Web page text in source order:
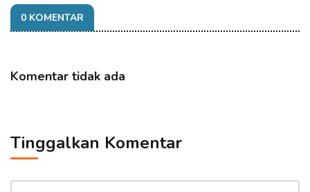
0 KOMENTAR
Komentar tidak ada
Tinggalkan Komentar